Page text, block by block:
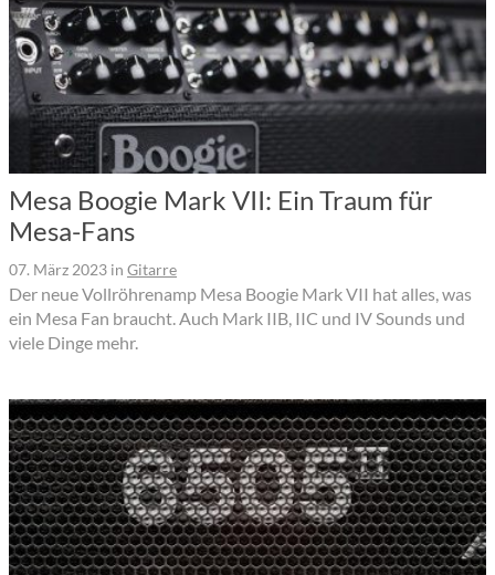
Mesa Boogie Mark VII: Ein Traum für
Mesa-Fans
07. März 2023 in Gitarre
Der neue Vollröhrenamp Mesa Boogie Mark VII hat alles, was
ein Mesa Fan braucht. Auch Mark IIB, IIC und IV Sounds und
viele Dinge mehr.